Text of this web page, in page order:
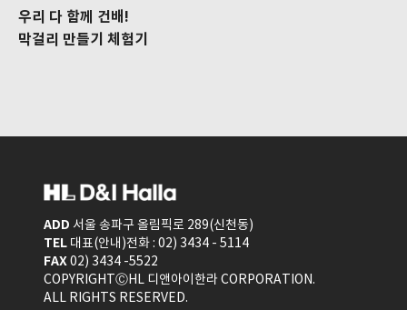
우리 다 함께 건배!
막걸리 만들기 체험기
ADD 서울 송파구 올림픽로 289(신천동)
TEL 대표(안내)전화 : 02) 3434 - 5114
FAX02) 3434 -5522
COPYRIGHTⒸHL 디앤아이한라 CORPORATION.
ALL RIGHTS RESERVED.